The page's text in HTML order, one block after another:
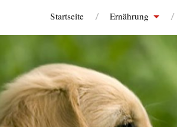
Startseite Ernährung